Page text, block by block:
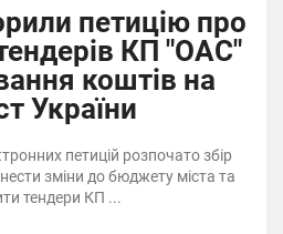
петицію про
КП "ОАС"
коштів на
України
петицій розпочато збір
зміни до бюджету міста та
тендери КП ...